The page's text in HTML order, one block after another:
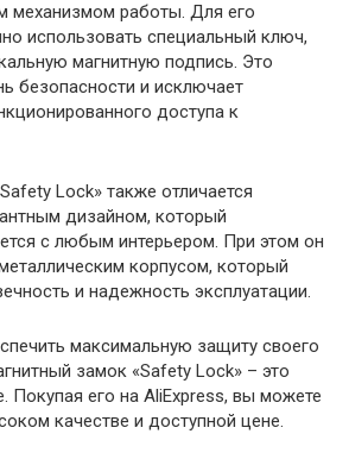
механизмом работы. Для его
использовать специальный ключ,
магнитную подпись. Это
безопасности и исключает
доступа к
Lock» также отличается
дизайном, который
с любым интерьером. При этом он
корпусом, который
и надежность эксплуатации.
максимальную защиту своего
замок «Safety Lock» – это
Покупая его на AliExpress, вы можете
качестве и доступной цене.